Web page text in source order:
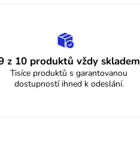
z 10 produktů vždy skladem
Tisíce produktů s garantovanou
dostupností ihned k odeslání.